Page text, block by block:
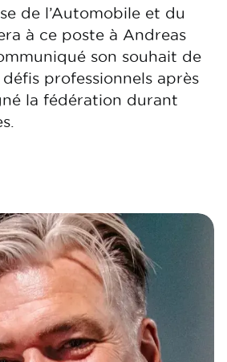
de l’Automobile et du
à ce poste à Andreas
son souhait de
défis professionnels après
la fédération durant